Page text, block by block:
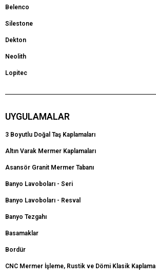
Belenco
Silestone
Dekton
Neolith
Lopitec
UYGULAMALAR
3 Boyutlu Doğal Taş Kaplamaları
Altın Varak Mermer Kaplamaları
Asansör Granit Mermer Tabanı
Banyo Lavoboları - Seri
Banyo Lavoboları - Resval
Banyo Tezgahı
Basamaklar
Bordür
CNC Mermer İşleme, Rustik ve Dömi Klasik Kaplama